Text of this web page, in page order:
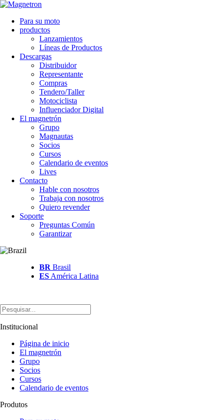
Para su moto
productos
Lanzamientos
Líneas de Productos
Descargas
Distribuidor
Representante
Compras
Tendero/Taller
Motociclista
Influenciador Digital
El magnetrón
Grupo
Magnautas
Socios
Cursos
Calendario de eventos
Lives
Contacto
Hable con nosotros
Trabaja con nosotros
Quiero revender
Soporte
Preguntas Común
Garantizar
BR Brasil
ES América Latina
Institucional
Página de inicio
El magnetrón
Grupo
Socios
Cursos
Calendario de eventos
Produtos